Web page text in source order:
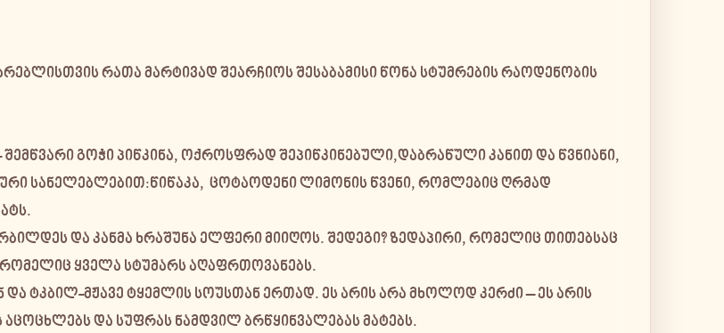
რათა მარტივად შეარჩიოს შესაბამისი წონა სტუმრების რაოდენობის
შემწვარი გოჭი პიწკინა, ოქროსფრად შეპიწკინებული,დაბრაწული კანით და წვნიანი,
სანელებლებით:წიწაკა, ცოტაოდენი ლიმონის წვენი, რომლებიც ღრმად
და კანმა ხრაშუნა ელფერი მიიღოს. შედეგი? ზედაპირი, რომელიც თითებსაც
რომელიც ყველა სტუმარს აღაფრთოვანებს.
ტკბილ-მჟავე ტყემლის სოუსთან ერთად. ეს არის არა მხოლოდ კერძი – ეს არის
და სუფრას ნამდვილ ბრწყინვალებას მატებს.